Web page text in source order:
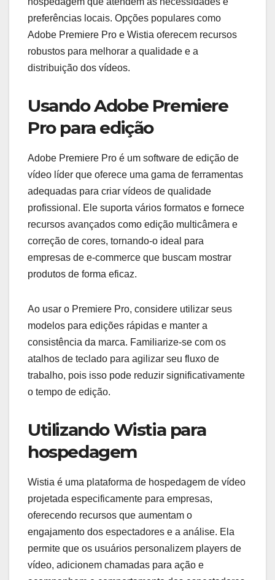
preferências locais. Opções populares como
Adobe Premiere Pro e Wistia oferecem recursos
robustos para melhorar a qualidade e a
distribuição dos vídeos.
Usando Adobe Premiere
Pro para edição
Adobe Premiere Pro é um software de edição de
vídeo líder que oferece uma gama de ferramentas
adequadas para criar vídeos de qualidade
profissional. Ele suporta vários formatos e fornece
recursos avançados como edição multicâmera e
correção de cores, tornando-o ideal para
empresas de e-commerce que buscam mostrar
produtos de forma eficaz.
Ao usar o Premiere Pro, considere utilizar seus
modelos para edições rápidas e manter a
consistência da marca. Familiarize-se com os
atalhos de teclado para agilizar seu fluxo de
trabalho, pois isso pode reduzir significativamente
o tempo de edição.
Utilizando Wistia para
hospedagem
Wistia é uma plataforma de hospedagem de vídeo
projetada especificamente para empresas,
oferecendo recursos que aumentam o
engajamento dos espectadores e a análise. Ela
permite que os usuários personalizem players de
vídeo, adicionem chamadas para ação e